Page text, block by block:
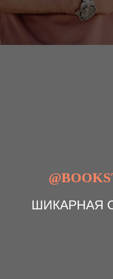
ШИКАРНАЯ